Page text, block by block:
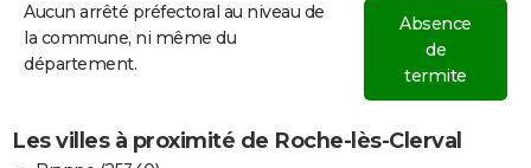
Aucun arrêté préfectoral au niveau de
la commune, ni même du
département.
Absence
de
termite
Les villes à proximité de Roche-lès-Clerval